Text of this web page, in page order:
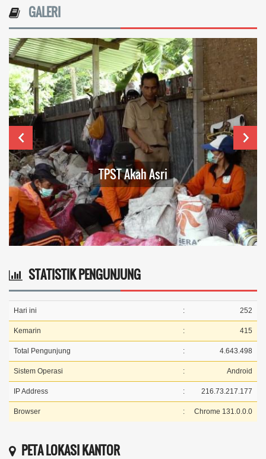
GALERI
TPST Akah Asri
STATISTIK PENGUNJUNG
Hari ini : 252
Kemarin : 415
Total Pengunjung : 4.643.498
Sistem Operasi : Android
IP Address : 216.73.217.177
Browser : Chrome 131.0.0.0
PETA LOKASI KANTOR